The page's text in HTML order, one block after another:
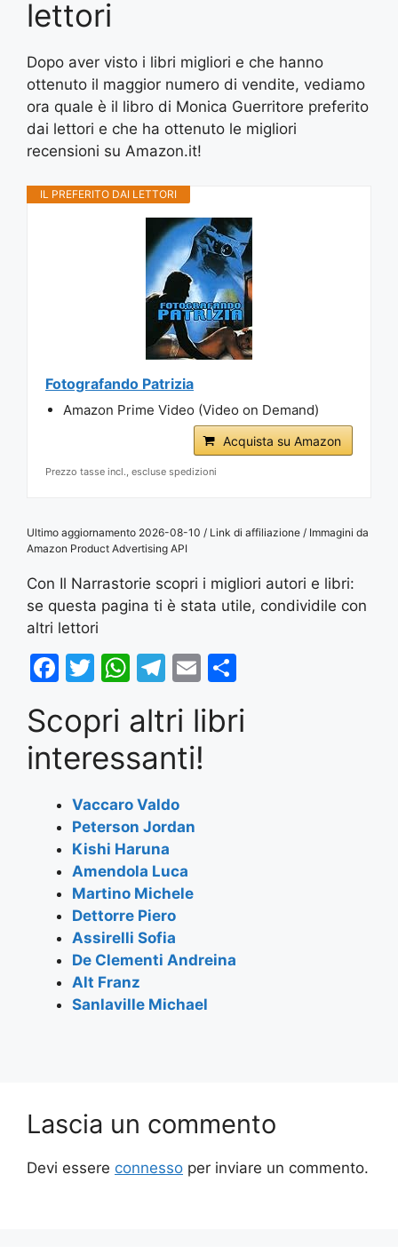
lettori
Dopo aver visto i libri migliori e che hanno
ottenuto il maggior numero di vendite, vediamo
ora quale è il libro di Monica Guerritore preferito
dai lettori e che ha ottenuto le migliori
recensioni su Amazon.it!
IL PREFERITO DAI LETTORI
Fotografando Patrizia
Amazon Prime Video (Video on Demand)
Acquista su Amazon
Prezzo tasse incl., escluse spedizioni
Ultimo aggiornamento 2026-08-10 / Link di affiliazione / Immagini da
Amazon Product Advertising API
Con Il Narrastorie scopri i migliori autori e libri:
se questa pagina ti è stata utile, condividile con
altri lettori
F
c
e
b
o
o
k
T
itt
er
W
at
s
A
p
p
T
e
gr
a
m
E
ai
l
ar
Scopri altri libri
interessanti!
Vaccaro Valdo
Peterson Jordan
Kishi Haruna
Amendola Luca
Martino Michele
Dettorre Piero
Assirelli Sofia
De Clementi Andreina
Alt Franz
Sanlaville Michael
Lascia un commento
Devi essere connesso per inviare un commento.